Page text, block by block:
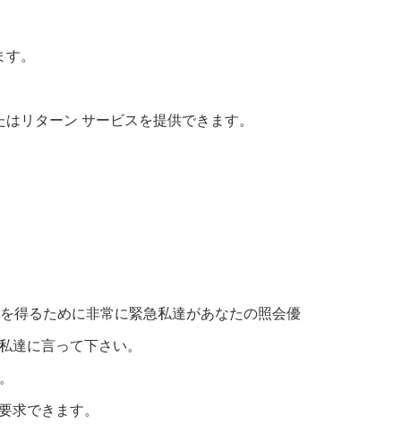
。
リターン サービスを提供できます。
得るために非常に緊急私達があなたの照会優
達に言って下さい。
求できます。